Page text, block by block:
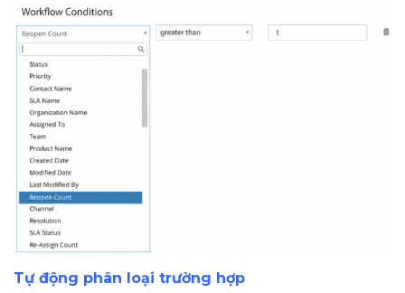
Tự động phân loại trường hợp